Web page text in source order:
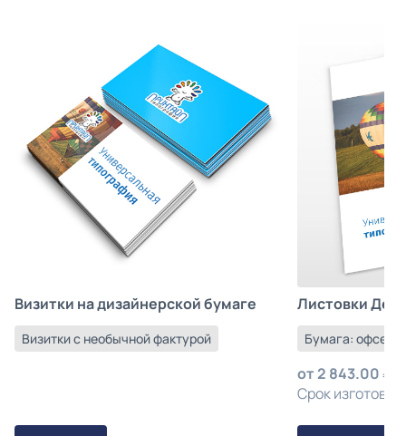
Визитки на дизайнерской бумаге
Визитки с необычной фактурой
Листовки
Бумага:
от2 843.00
Срок